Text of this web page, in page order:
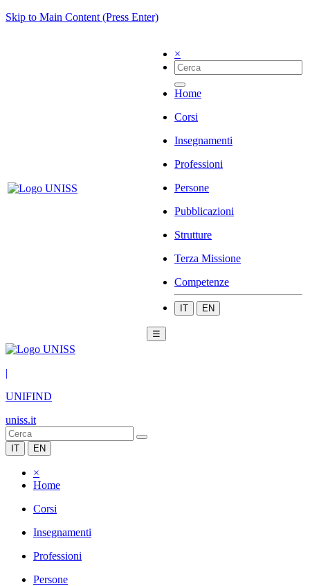
Skip to Main Content (Press Enter)
×
Home
Corsi
Insegnamenti
Professioni
Persone
Pubblicazioni
Strutture
Terza Missione
Competenze
IT EN
☰
|
UNIFIND
uniss.it
IT EN
×
Home
Corsi
Insegnamenti
Professioni
Persone